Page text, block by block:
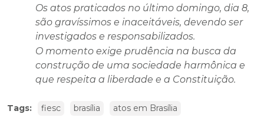
Os atos praticados no último domingo, dia 8,
são gravíssimos e inaceitáveis, devendo ser
investigados e responsabilizados.
O momento exige prudência na busca da
construção de uma sociedade harmônica e
que respeita a liberdade e a Constituição.
Tags: fiesc brasília atos em Brasília